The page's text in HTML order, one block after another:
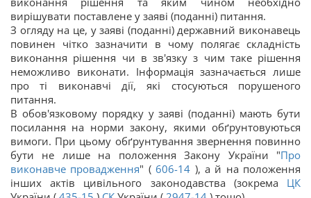
вирішувати поставлене у заяві (поданні) питання.
З огляду на це, у заяві (поданні) державний виконавець
повинен чітко зазначити в чому полягає складність
виконання рішення чи в зв'язку з чим таке рішення
неможливо виконати. Інформація зазначається лише
про ті виконавчі дії, які стосуються порушеного
питання.
В обов'язковому порядку у заяві (поданні) мають бути
посилання на норми закону, якими обґрунтовуються
вимоги. При цьому обґрунтування звернення повинно
бути не лише на положення Закону України "Про
виконавче провадження" (606-14 ), а й на положення
інших актів цивільного законодавства (зокрема
ЦК